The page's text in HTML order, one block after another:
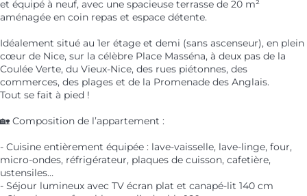
et équipé à neuf, avec une spacieuse terrasse de 20 m²
aménagée en coin repas et espace détente.
Idéalement situé au 1er étage et demi (sans ascenseur), en plein
cœur de Nice, sur la célèbre Place Masséna, à deux pas de la
Coulée Verte, du Vieux-Nice, des rues piétonnes, des
commerces, des plages et de la Promenade des Anglais.
Tout se fait à pied !
🏡 Composition de l’appartement :
- Cuisine entièrement équipée : lave-vaisselle, lave-linge, four,
micro-ondes, réfrigérateur, plaques de cuisson, cafetière,
ustensiles…
- Séjour lumineux avec TV écran plat et canapé-lit 140 cm